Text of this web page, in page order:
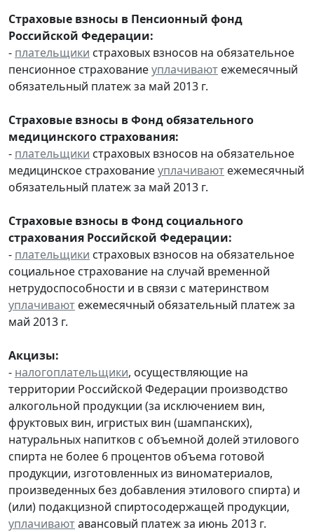
Страховые взносы в Пенсионный фонд
Российской Федерации:
- плательщики страховых взносов на обязательное
пенсионное страхованиеуплачивают ежемесячный
обязательный платеж за май 2013 г.
Страховые взносы в Фонд обязательного
медицинского страхования:
- плательщики страховых взносов на обязательное
медицинское страхованиеуплачивают ежемесячный
обязательный платеж за май 2013 г.
Страховые взносы в Фонд социального
страхования Российской Федерации:
- плательщики страховых взносов на обязательное
социальное страхование на случай временной
нетрудоспособности и в связи с материнством
уплачивают ежемесячный обязательный платеж за
май 2013 г.
Акцизы:
- налогоплательщики, осуществляющие на
территории Российской Федерации производство
алкогольной продукции (за исключением вин,
фруктовых вин, игристых вин (шампанских),
натуральных напитков с объемной долей этилового
спирта не более 6 процентов объема готовой
продукции, изготовленных из виноматериалов,
произведенных без добавления этилового спирта) и
(или) подакцизной спиртосодержащей продукции,
уплачиваютавансовый платеж за июнь 2013 г.